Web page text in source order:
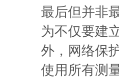
最后但并⾮
为不仅要建
外，⽹络保
使⽤所有测